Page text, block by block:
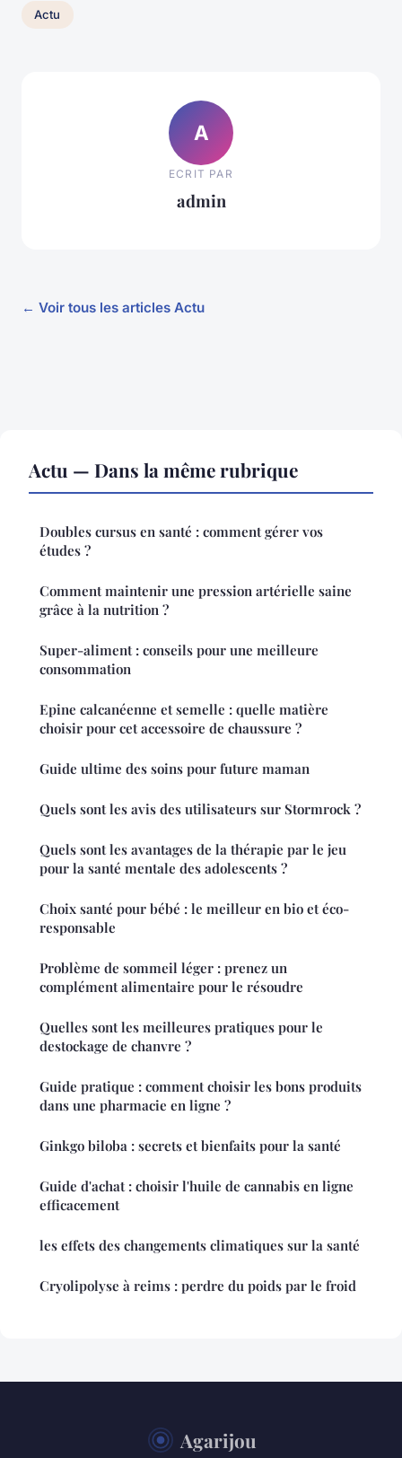
Actu
A
ECRIT PAR
admin
← Voir tous les articles Actu
Actu — Dans la même rubrique
Doubles cursus en santé : comment gérer vos
études ?
Comment maintenir une pression artérielle saine
grâce à la nutrition ?
Super-aliment : conseils pour une meilleure
consommation
Epine calcanéenne et semelle : quelle matière
choisir pour cet accessoire de chaussure ?
Guide ultime des soins pour future maman
Quels sont les avis des utilisateurs sur Stormrock ?
Quels sont les avantages de la thérapie par le jeu
pour la santé mentale des adolescents ?
Choix santé pour bébé : le meilleur en bio et éco-
responsable
Problème de sommeil léger : prenez un
complément alimentaire pour le résoudre
Quelles sont les meilleures pratiques pour le
destockage de chanvre ?
Guide pratique : comment choisir les bons produits
dans une pharmacie en ligne ?
Ginkgo biloba : secrets et bienfaits pour la santé
Guide d'achat : choisir l'huile de cannabis en ligne
efficacement
les effets des changements climatiques sur la santé
Cryolipolyse à reims : perdre du poids par le froid
Agarijou